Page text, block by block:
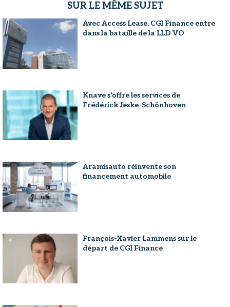
SUR LE MÊME SUJET
Avec Access Lease, CGI Finance entre
dans la bataille de la LLD VO
Knave s'offre les services de
Frédérick Jeske-Schönhoven
Aramisauto réinvente son
financement automobile
François-Xavier Lammens sur le
départ de CGI Finance